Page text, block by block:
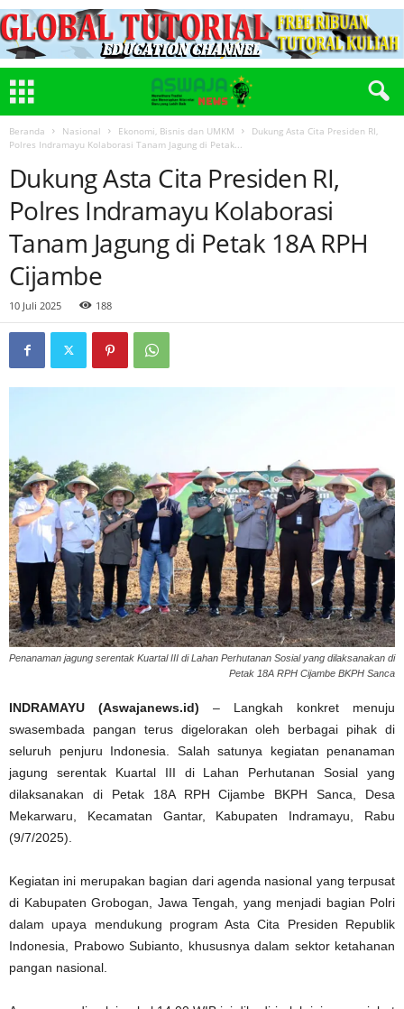
Beranda Nasional Ekonomi, Bisnis dan UMKM
Dukung Asta Cita Presiden RI,
Polres Indramayu Kolaborasi Tanam Jagung di Petak...
Dukung Asta Cita Presiden RI,
Polres Indramayu Kolaborasi
Tanam Jagung di Petak 18A RPH
Cijambe
10 Juli 2025 188
Penanaman jagung serentak Kuartal III di Lahan Perhutanan Sosial yang dilaksanakan di
Petak 18A RPH Cijambe BKPH Sanca
INDRAMAYU (Aswajanews.id) – Langkah konkret menuju
swasembada pangan terus digelorakan oleh berbagai pihak di
seluruh penjuru Indonesia. Salah satunya kegiatan penanaman
jagung serentak Kuartal III di Lahan Perhutanan Sosial yang
dilaksanakan di Petak 18A RPH Cijambe BKPH Sanca, Desa
Mekarwaru, Kecamatan Gantar, Kabupaten Indramayu, Rabu
(9/7/2025).
Kegiatan ini merupakan bagian dari agenda nasional yang terpusat
di Kabupaten Grobogan, Jawa Tengah, yang menjadi bagian Polri
dalam upaya mendukung program Asta Cita Presiden Republik
Indonesia, Prabowo Subianto, khususnya dalam sektor ketahanan
pangan nasional.